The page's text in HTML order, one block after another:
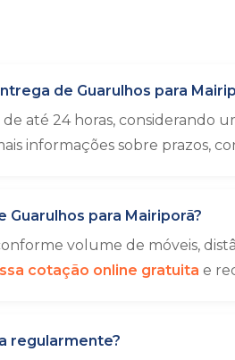
de Guarulhos para
até 24 horas, considerando
informações sobre prazos,
Guarulhos para Mairiporã?
volume de móveis,
cotação online gratuita e
regularmente?